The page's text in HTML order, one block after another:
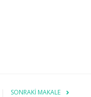
SONRAKI MAKALE